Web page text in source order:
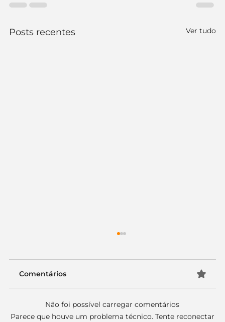
Posts recentes Ver tudo
Arquitetos são profissionais criativos, que
projetos, trazendo...
Comentários
Não foi possível carregar comentários
Parece que houve um problema técnico. Tente reconectar